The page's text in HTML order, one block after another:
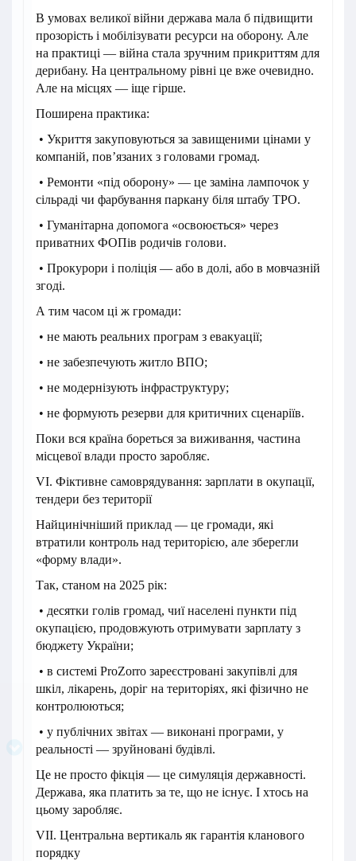
В умовах великої війни держава мала б підвищити
прозорість і мобілізувати ресурси на оборону. Але
на практиці — війна стала зручним прикриттям для
дерибану. На центральному рівні це вже очевидно.
Але на місцях — іще гірше.
Поширена практика:
• Укриття закуповуються за завищеними цінами у
компаній, пов’язаних з головами громад.
• Ремонти «під оборону» — це заміна лампочок у
сільраді чи фарбування паркану біля штабу ТРО.
• Гуманітарна допомога «освоюється» через
приватних ФОПів родичів голови.
• Прокурори і поліція — або в долі, або в мовчазній
згоді.
А тим часом ці ж громади:
• не мають реальних програм з евакуації;
• не забезпечують житло ВПО;
• не модернізують інфраструктуру;
• не формують резерви для критичних сценаріїв.
Поки вся країна бореться за виживання, частина
місцевої влади просто заробляє.
VI. Фіктивне самоврядування: зарплати в окупації,
тендери без території
Найцинічніший приклад — це громади, які
втратили контроль над територією, але зберегли
«форму влади».
Так, станом на 2025 рік:
• десятки голів громад, чиї населені пункти під
окупацією, продовжують отримувати зарплату з
бюджету України;
• в системі ProZorro зареєстровані закупівлі для
шкіл, лікарень, доріг на територіях, які фізично не
контролюються;
• у публічних звітах — виконані програми, у
реальності — зруйновані будівлі.
Це не просто фікція — це симуляція державності.
Держава, яка платить за те, що не існує. І хтось на
цьому заробляє.
VII. Центральна вертикаль як гарантія кланового
порядку